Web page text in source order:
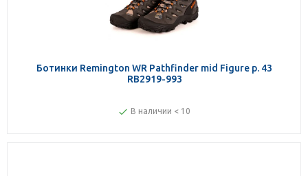
Ботинки Remington WR Pathfinder mid Figure р. 43
RB2919-993
В наличии < 10